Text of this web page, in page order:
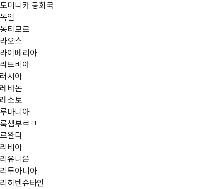
도미니카 공화국
독일
동티모르
라오스
라이베리아
라트비아
러시아
레바논
레소토
루마니아
룩셈부르크
르완다
리비아
리유니온
리투아니아
리히텐슈타인